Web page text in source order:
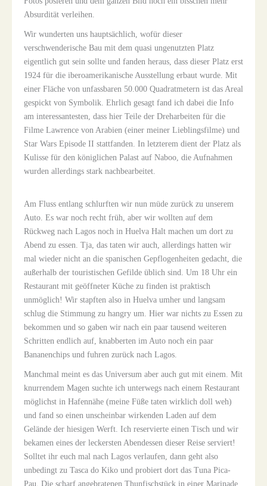
Absurdität verleihen.
Wir wunderten uns hauptsächlich, wofür dieser
verschwenderische Bau mit dem quasi ungenutzten Platz
eigentlich gut sein sollte und fanden heraus, dass dieser Platz erst
1924 für die iberoamerikanische Ausstellung erbaut wurde. Mit
einer Fläche von unfassbaren 50.000 Quadratmetern ist das Areal
gespickt von Symbolik. Ehrlich gesagt fand ich dabei die Info
am interessantesten, dass hier Teile der Dreharbeiten für die
Filme Lawrence von Arabien (einer meiner Lieblingsfilme) und
Star Wars Episode II stattfanden. In letzterem dient der Platz als
Kulisse für den königlichen Palast auf Naboo, die Aufnahmen
wurden allerdings stark nachbearbeitet.
Am Fluss entlang schlurften wir nun müde zurück zu unserem
Auto. Es war noch recht früh, aber wir wollten auf dem
Rückweg nach Lagos noch in Huelva Halt machen um dort zu
Abend zu essen. Tja, das taten wir auch, allerdings hatten wir
mal wieder nicht an die spanischen Gepflogenheiten gedacht, die
außerhalb der touristischen Gefilde üblich sind. Um 18 Uhr ein
Restaurant mit geöffneter Küche zu finden ist praktisch
unmöglich! Wir stapften also in Huelva umher und langsam
schlug die Stimmung zu hangry um. Hier war nichts zu Essen zu
bekommen und so gaben wir nach ein paar tausend weiteren
Schritten endlich auf, knabberten im Auto noch ein paar
Bananenchips und fuhren zurück nach Lagos.
Manchmal meint es das Universum aber auch gut mit einem. Mit
knurrendem Magen suchte ich unterwegs nach einem Restaurant
möglichst in Hafennähe (meine Füße taten wirklich doll weh)
und fand so einen unscheinbar wirkenden Laden auf dem
Gelände der hiesigen Werft. Ich reservierte einen Tisch und wir
bekamen eines der leckersten Abendessen dieser Reise serviert!
Solltet ihr euch mal nach Lagos verlaufen, dann geht also
unbedingt zu Tasca do Kiko und probiert dort das Tuna Pica-
Pau. Die scharf angebratenen Thunfischstück in einer Marinade